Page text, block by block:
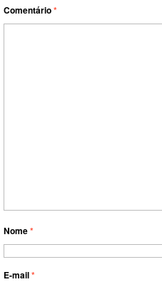
Comentário*
Nome*
E-mail*